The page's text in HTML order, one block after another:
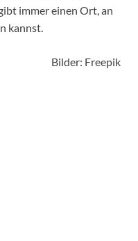
immer einen Ort, an
kannst.
Bilder: Freepik